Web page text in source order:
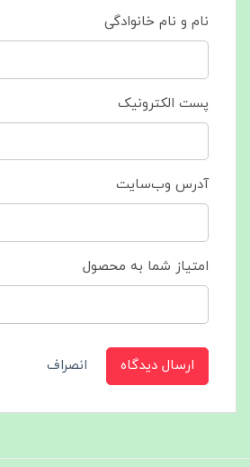
نام و نام خانوادگی
پست الکترونیک
آدرس وب‌سایت
امتیاز شما به محصول
ارسال دیدگاه انصراف